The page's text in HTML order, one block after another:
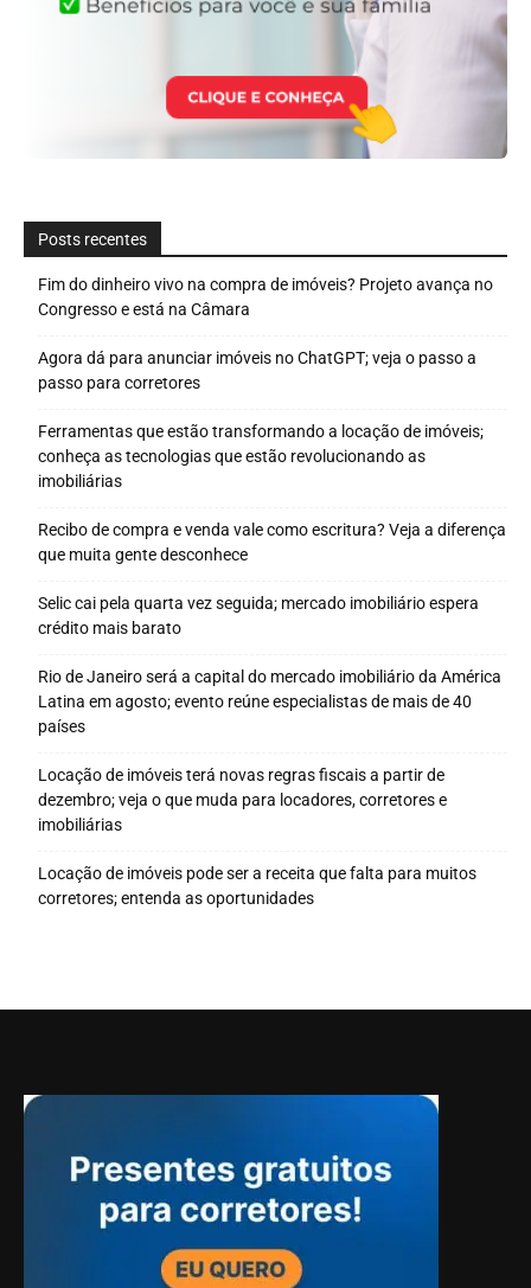
Posts recentes
Fim do dinheiro vivo na compra de imóveis? Projeto avança no
Congresso e está na Câmara
Agora dá para anunciar imóveis no ChatGPT; veja o passo a
passo para corretores
Ferramentas que estão transformando a locação de imóveis;
conheça as tecnologias que estão revolucionando as
imobiliárias
Recibo de compra e venda vale como escritura? Veja a diferença
que muita gente desconhece
Selic cai pela quarta vez seguida; mercado imobiliário espera
crédito mais barato
Rio de Janeiro será a capital do mercado imobiliário da América
Latina em agosto; evento reúne especialistas de mais de 40
países
Locação de imóveis terá novas regras fiscais a partir de
dezembro; veja o que muda para locadores, corretores e
imobiliárias
Locação de imóveis pode ser a receita que falta para muitos
corretores; entenda as oportunidades